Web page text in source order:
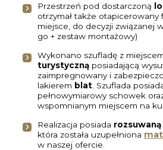
Przestrzeń pod dostarczoną
otrzymał także otapicerowany
miejsce, do decyzji związanej
go + zestaw montażowy)
Wykonano szufladę z
turystyczną posiadającą
zaimpregnowany i
lakierem blat . Szuflada
pełnowymiarowy schowek
wspomnianym miejscem na
Realizacja posiada
która została uzupełniona
w naszej ofercie.